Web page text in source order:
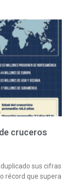
cruceros
sus cifras
récord que supera